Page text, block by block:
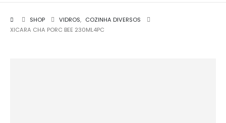
SHOP VIDROS, COZINHA DIVERSOS
XICARA CHA PORC BEE 230ML4PC